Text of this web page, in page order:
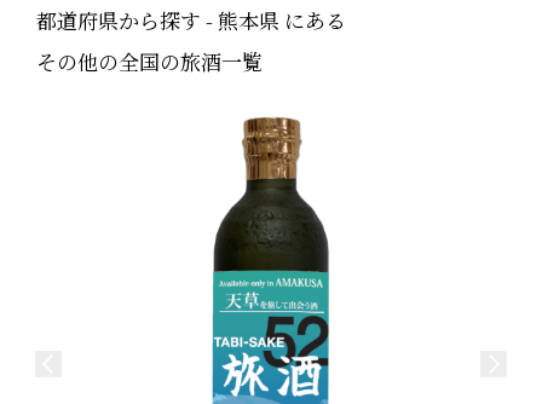
都道府県から探す - 熊本県 にある
その他の全国の旅酒一覧